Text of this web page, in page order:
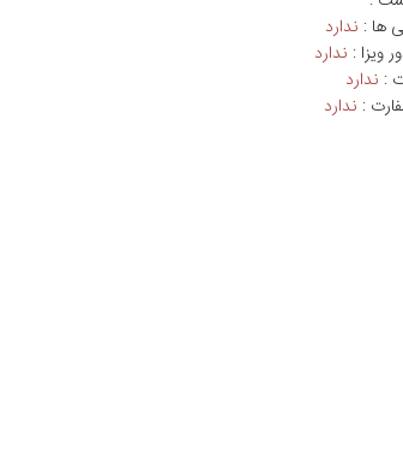
ها : ندارد
ویزا : ندارد
: ندارد
: ندارد